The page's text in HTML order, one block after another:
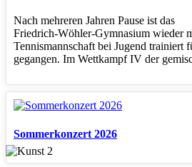
Nach mehreren Jahren Pause ist das
Friedrich‑Wöhler‑Gymnasium wieder
Tennismannschaft bei Jugend trainiert
gegangen. Im Wettkampf IV der
Sommerkonzert 2026